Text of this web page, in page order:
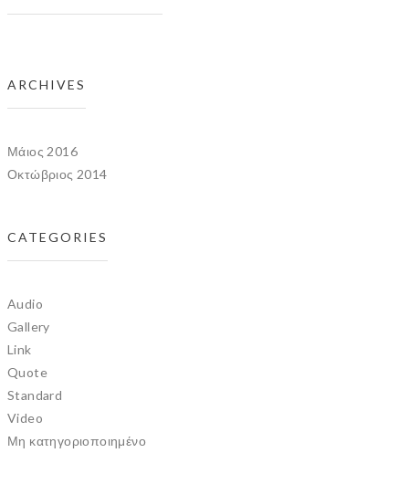
ARCHIVES
Μάιος 2016
Οκτώβριος 2014
CATEGORIES
Audio
Gallery
Link
Quote
Standard
Video
Μη κατηγοριοποιημένο